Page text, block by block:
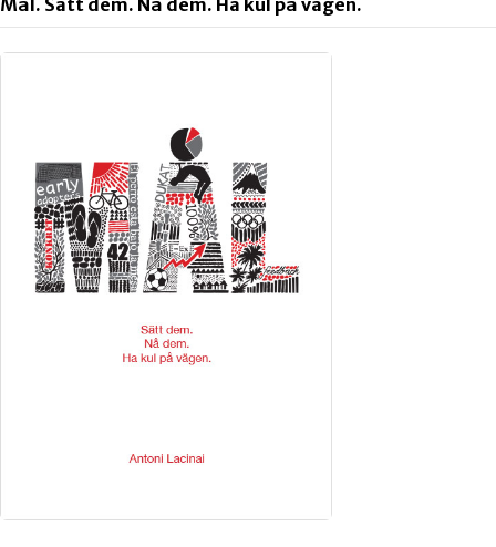
Mål. Sätt dem. Nå dem. Ha kul på vägen.